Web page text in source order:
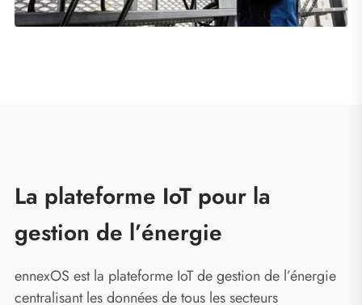
La plateforme IoT pour la
gestion de l’énergie
ennexOS est la plateforme IoT de gestion de l’énergie
centralisant les données de tous les secteurs